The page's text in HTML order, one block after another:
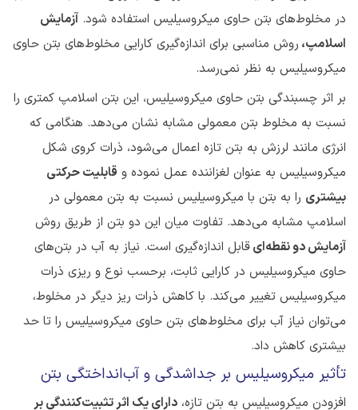
در مخلوط‌های بتن حاوی میکروسیلیس استفاده شود. آزمایش
اسلامپ، روش مناسبی برای اندازه‌گیری کارایی مخلوط‌های بتن حاوی
میکروسیلیس به نظر نمی‌رسد.
بر اثر چسبندگی بتن حاوی میکروسیلیس، این بتن اسلامپ کمتری را
نسبت به مخلوط بتن معمولی مشابه نشان می‌دهد. هنگامی که
انرژی مانند لرزش به بتن تازه اعمال می‌شود، ذرات کروی شکل
میکروسیلیس به عنوان لغزاننده عمل نموده و قابلیت حرکتی
بیشتری را به بتن با میکروسیلیس نسبت به بتن معمولی در
اسلامپ مشابه می‌دهد. تفاوت میان این دو بتن از طریق روش
آزمایش دو نقطه‌ایقابل‌ اندازه‌گیری است. نیاز به آب در بتن‌های
حاوی میکروسیلیس در کارایی ثابت، برحسب نوع و ریزی ذرات
میکروسیلیس تغییر می‌کند. با کاهش ذرات ریز دیگر در مخلوط،
می‌توان نیاز آب برای مخلوط‌های بتن حاوی میکروسیلیس را تا حد
بیشتری کاهش داد.
تأثیر میکروسیلیس بر جداشدگی و آب‌انداختگی بتن
افزودن میکروسیلیس به بتن تازه، دارای یک اثر تثبیت‌کنندگی بر